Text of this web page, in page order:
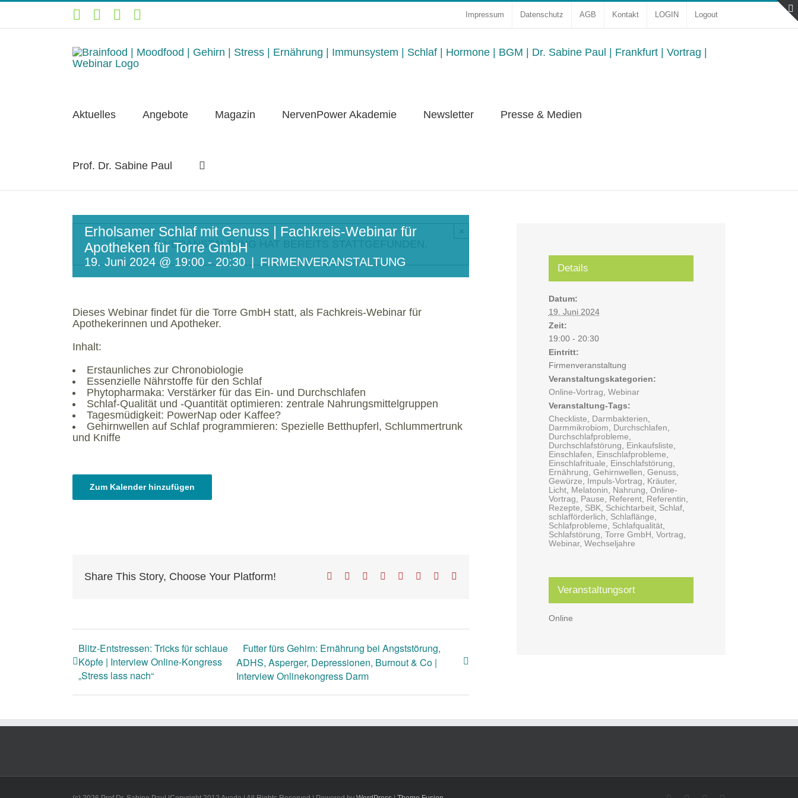
Zum
springen
YouTubeFacebookInstagram Impressum Datenschutz AGB Kontakt LOGIN Logout
Aktuelles Angebote Magazin NervenPower Akademie Newsletter Presse & Medien
Prof. Dr. Sabine Paul
DIESE VERANSTALTUNG HAT BEREITS STATTGEFUNDEN.
Erholsamer Schlaf mit Genuss | Fachkreis-Webinar für
Apotheken für Torre GmbH
19. Juni 2024 @ 19:00 - 20:30 FIRMENVERANSTALTUNG
Dieses Webinar findet für die Torre GmbH statt, als Fachkreis-Webinar für
Apothekerinnen und Apotheker.
Inhalt:
Erstaunliches zur Chronobiologie
Essenzielle Nährstoffe für den Schlaf
Phytopharmaka: Verstärker für das Ein- und Durchschlafen
Schlaf-Qualität und -Quantität optimieren: zentrale Nahrungsmittelgruppen
Tagesmüdigkeit: PowerNap oder Kaffee?
Gehirnwellen auf Schlaf programmieren: Spezielle Betthupferl, Schlummertrunk
und Kniffe
Zum Kalender hinzufügen
Share This Story, Choose Your Platform! Facebook Reddit LinkedIn
TumblrPinterest
Blitz-Entstressen: Tricks für schlaue
Köpfe | Interview Online-Kongress
„Stress lass nach“
Futter fürs Gehirn: Ernährung bei Angststörung,
ADHS, Asperger, Depressionen, Burnout & Co |
Interview Onlinekongress Darm
Details
Datum:
19. Juni 2024
Zeit:
19:00 - 20:30
Eintritt:
Firmenveranstaltung
Veranstaltungskategorien:
Online-Vortrag Webinar
Veranstaltung-Tags:
Checkliste
Darmbakterien
Darmmikrobiom
Durchschlafen
Durchschlafprobleme
Durchschlafstörung
Einkaufsliste
Einschlafen
Einschlafprobleme
Einschlafrituale
Einschlafstörung
Ernährung Gehirnwellen Genuss,
Gewürze
Impuls-Vortrag Kräuter,
Licht, Melatonin Nahrung Online-
Vortrag
Pause Referent, Referentin
Rezepte
SBK, Schichtarbeit, Schlaf,
schlafförderlich
Schlaflänge
Schlafprobleme
Schlafqualität,
Schlafstörung Torre GmbH Vortrag
Webinar, Wechseljahre
Veranstaltungsort
Online